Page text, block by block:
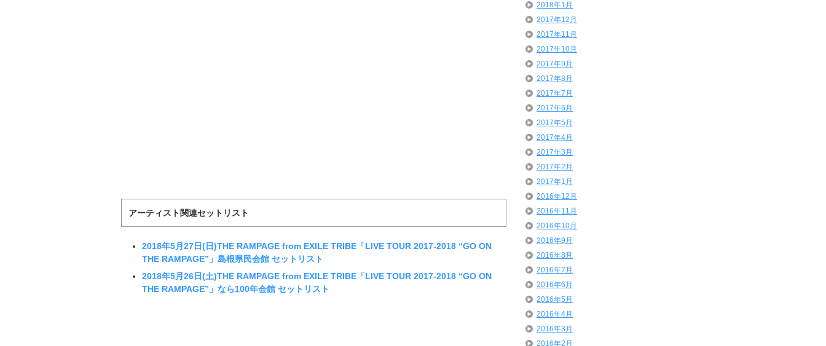
アーティスト関連セットリスト
2018年5月27日(日)THE RAMPAGE from EXILE TRIBE「LIVE TOUR 2017-2018 “GO ON
THE RAMPAGE”」島根県民会館 セットリスト
2018年5月26日(土)THE RAMPAGE from EXILE TRIBE「LIVE TOUR 2017-2018 “GO ON
THE RAMPAGE”」なら100年会館 セットリスト
2018年1月
2017年12月
2017年11月
2017年10月
2017年9月
2017年8月
2017年7月
2017年6月
2017年5月
2017年4月
2017年3月
2017年2月
2017年1月
2016年12月
2016年11月
2016年10月
2016年9月
2016年8月
2016年7月
2016年6月
2016年5月
2016年4月
2016年3月
2016年2月